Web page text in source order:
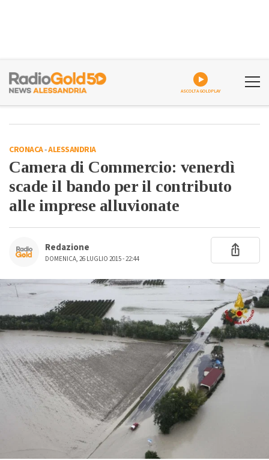
ASCOLTA GOLDPLAY
CRONACA-ALESSANDRIA
Camera di Commercio: venerdì
scade il bando per il contributo
alle imprese alluvionate
Redazione
DOMENICA, 26 LUGLIO 2015 - 22:44